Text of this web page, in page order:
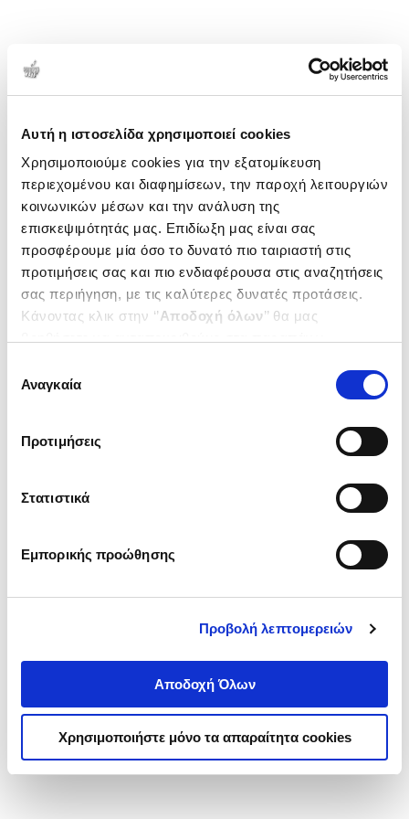
Αυτή η ιστοσελίδα χρησιμοποιεί cookies
Χρησιμοποιούμε cookies για την εξατομίκευση
περιεχομένου και διαφημίσεων, την παροχή λειτουργιών
κοινωνικών μέσων και την ανάλυση της
επισκεψιμότητάς μας. Επιδίωξη μας είναι σας
προσφέρουμε μία όσο το δυνατό πιο ταιριαστή στις
προτιμήσεις σας και πιο ενδιαφέρουσα στις αναζητήσεις
σας περιήγηση, με τις καλύτερες δυνατές προτάσεις.
Κάνοντας κλικ στην ‘’Αποδοχή όλων’’ θα μας
ενδιαφέρουν και να επιλέξετε από τα παρακάτω με την
΄΄και να ενημερωθείτε σχετικά με
συγκατάθεσης
Αναγκαία
Προτιμήσεις
Στατιστικά
Εμπορικής προώθησης
Προβολή λεπτομερειών
Αποδοχή Όλων
Χρησιμοποιήστε μόνο τα απαραίτητα cookies